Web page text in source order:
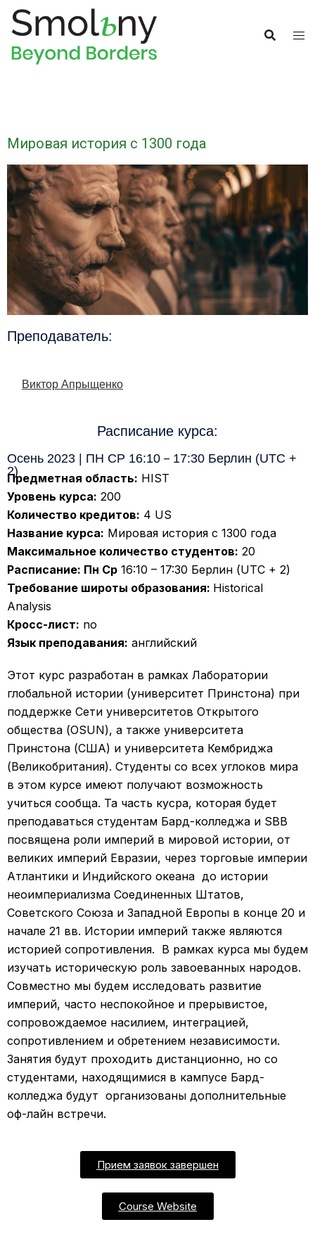
Мировая история с 1300 года
Преподаватель:
Виктор Апрыщенко
Расписание курса:
Осень 2023 | ПН СР 16:10 – 17:30 Берлин (UTC +
2)
Предметная область: HIST
Уровень курса: 200
Количество кредитов: 4 US
Название курса: Мировая история с 1300 года
Максимальное количество студентов: 20
Расписание: Пн Ср 16:10 – 17:30 Берлин (UTC + 2)
Требование широты образования: Historical
Analysis
Кросс-лист: no
Язык преподавания: английский
Этот курс разработан в рамках Лаборатории
глобальной истории (университет Принстона) при
поддержке Сети университетов Открытого
общества (OSUN), а также университета
Принстона (США) и университета Кембриджа
(Великобритания). Студенты со всех углоков мира
в этом курсе имеют получают возможность
учиться сообща. Та часть кусра, которая будет
преподаваться студентам Бард-колледжа и SBB
посвящена роли империй в мировой истории, от
великих империй Евразии, через торговые империи
Атлантики и Индийского океана до истории
неоимпериализма Соединенных Штатов,
Советского Союза и Западной Европы в конце 20 и
начале 21 вв. Истории империй также являются
историей сопротивления. В рамках курса мы будем
изучать историческую роль завоеванных народов.
Совместно мы будем исследовать развитие
империй, часто неспокойное и прерывистое,
сопровождаемое насилием, интеграцией,
сопротивлением и обретением независимости.
Занятия будут проходить дистанционно, но со
студентами, находящимися в кампусе Бард-
колледжа будут организованы дополнительные
оф-лайн встречи.
Прием заявок завершен
Course Website